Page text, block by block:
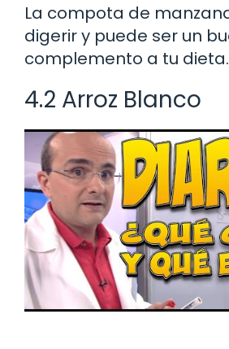
La compota de
digerir y puede ser un
complemento a tu dieta.
4.2 Arroz Blanco